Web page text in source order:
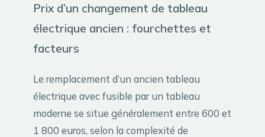
Prix d’un changement de tableau
électrique ancien : fourchettes et
facteurs
Le remplacement d’un ancien tableau
électrique avec fusible par un tableau
moderne se situe généralement entre 600 et
1 800 euros, selon la complexité de